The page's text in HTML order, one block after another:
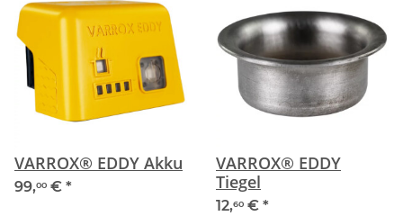
VARROX® EDDY Akku
99,00 € *
VARROX® EDDY
Tiegel
12,60 € *